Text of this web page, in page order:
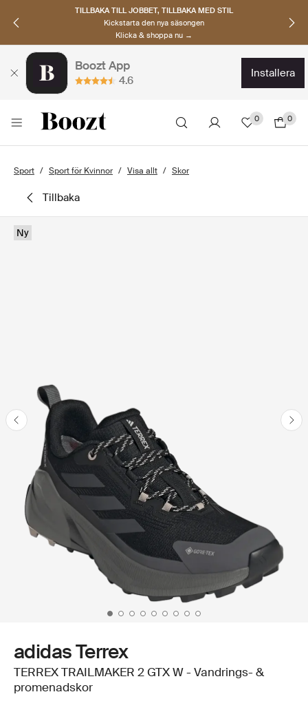
TILLBAKA TILL JOBBET, TILLBAKA MED STIL
Kickstarta den nya säsongen
Klicka & shoppa nu →
Boozt App
4.6
installera
0 0
Sport Sport för Kvinnor Visa allt Skor
tillbaka
Ny
adidas Terrex
TERREX TRAILMAKER 2 GTX W - Vandrings- &
promenadskor